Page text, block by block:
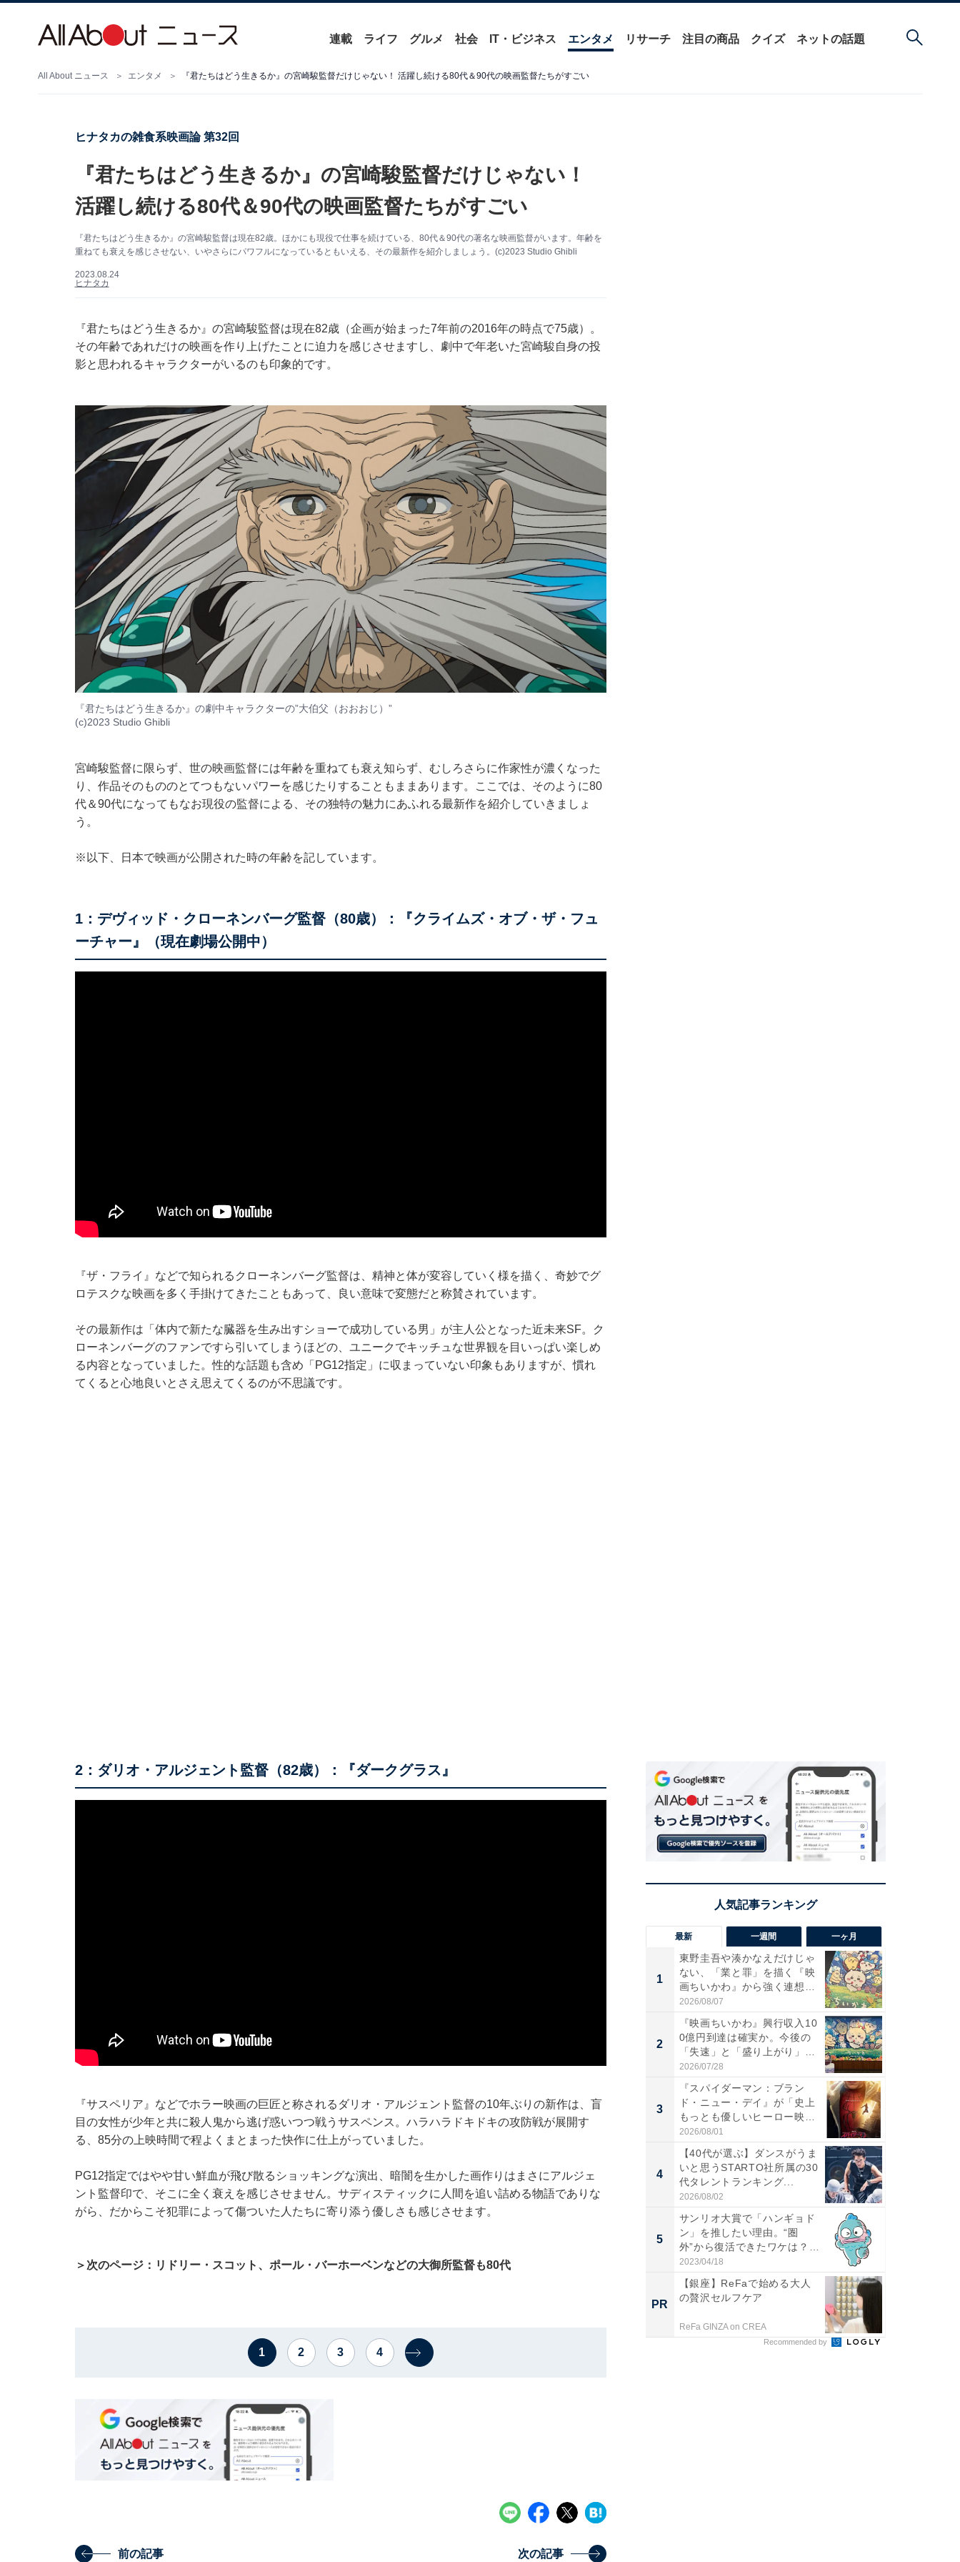
連載 ライフ グルメ 社会 IT・ビジネス エンタメ リサーチ 注目の商品 クイズ ネットの話題
All About ニュース エンタメ 『君たちはどう生きるか』の宮崎駿監督だけじゃない！ 活躍し続ける80代＆90代の映画監督たちがすごい
ヒナタカの雑食系映画論 第32回
『君たちはどう生きるか』の宮崎駿監督だけじゃない！
活躍し続ける80代＆90代の映画監督たちがすごい
『君たちはどう生きるか』の宮崎駿監督は現在82歳。ほかにも現役で仕事を続けている、80代＆90代の著名な映画監督がいます。年齢を
重ねても衰えを感じさせない、いやさらにパワフルになっているともいえる、その最新作を紹介しましょう。​​​​​​​(c)2023 Studio Ghibli
2023.08.24
ヒナタカ
『君たちはどう生きるか』の宮崎駿監督は現在82歳（企画が始まった7年前の2016年の時点で75歳）。
その年齢であれだけの映画を作り上げたことに迫力を感じさせますし、劇中で年老いた宮崎駿自身の投
影と思われるキャラクターがいるのも印象的です。
『君たちはどう生きるか』の劇中キャラクターの”大伯父（おおおじ）”
(c)2023 Studio Ghibli
宮崎駿監督に限らず、世の映画監督には年齢を重ねても衰え知らず、むしろさらに作家性が濃くなった
り、作品そのもののとてつもないパワーを感じたりすることもままあります。ここでは、そのように80
代＆90代になってもなお現役の監督による、その独特の魅力にあふれる最新作を紹介していきましょ
う。
※以下、日本で映画が公開された時の年齢を記しています。
1：デヴィッド・クローネンバーグ監督（80歳）：『クライムズ・オブ・ザ・フュ
ーチャー』（現在劇場公開中）
『ザ・フライ』などで知られるクローネンバーグ監督は、精神と体が変容していく様を描く、奇妙でグ
ロテスクな映画を多く手掛けてきたこともあって、良い意味で変態だと称賛されています。
その最新作は「体内で新たな臓器を生み出すショーで成功している男」が主人公となった近未来SF。ク
ローネンバーグのファンですら引いてしまうほどの、ユニークでキッチュな世界観を目いっぱい楽しめ
る内容となっていました。性的な話題も含め「PG12指定」に収まっていない印象もありますが、慣れ
てくると心地良いとさえ思えてくるのが不思議です。
2：ダリオ・アルジェント監督（82歳）：『ダークグラス』
『サスペリア』などでホラー映画の巨匠と称されるダリオ・アルジェント監督の10年ぶりの新作は、盲
目の女性が少年と共に殺人鬼から逃げ惑いつつ戦うサスペンス。ハラハラドキドキの攻防戦が展開す
る、85分の上映時間で程よくまとまった快作に仕上がっていました。
PG12指定ではやや甘い鮮血が飛び散るショッキングな演出、暗闇を生かした画作りはまさにアルジェ
ント監督印で、そこに全く衰えを感じさせません。サディスティックに人間を追い詰める物語でありな
がら、だからこそ犯罪によって傷ついた人たちに寄り添う優しさも感じさせます。
＞次のページ：リドリー・スコット、ポール・バーホーベンなどの大御所監督も80代
1 2 3 4
前の記事 次の記事
最新 一週間 一ヶ月
1
東野圭吾や湊かなえだけじゃ
ない、「業と罪」を描く『映
画ちいかわ』から強く連想し
た...
2026/08/07
2
『映画ちいかわ』興行収入10
0億円到達は確実か。今後の
「失速」と「盛り上がり」
が...
2026/07/28
3
『スパイダーマン：ブラン
ド・ニュー・デイ』が「史上
もっとも優しいヒーロー映
画」に...
2026/08/01
4
【40代が選ぶ】ダンスがうま
いと思うSTARTO社所属の30
代タレントランキング...
2026/08/02
5
サンリオ大賞で「ハンギョド
ン」を推したい理由。“圏
外”から復活できたワケは？
投...
2023/04/18
PR
【銀座】ReFaで始める大人
の贅沢セルフケア
ReFa GINZA on CREA
Recommended by